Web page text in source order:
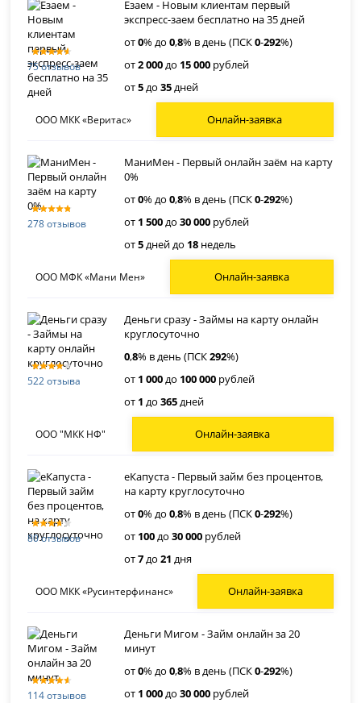
75 отзывов
Езаем - Новым клиентам первый
экспресс-заем бесплатно на 35 дней
от0% до0,8% в день (ПСК0-292%)
от2 000до 15 000 рублей
от5до35дней
ООО МКК «Веритас» Онлайн-заявка
278 отзывов
МаниМен - Первый онлайн заём на карту
0%
от0% до0,8% в день (ПСК0-292%)
от 1 500до30 000 рублей
от5дней до 18 недель
ООО МФК «Мани Мен» Онлайн-заявка
522 отзыва
Деньги сразу - Займы на карту онлайн
круглосуточно
0,8% в день (ПСК292%)
от 1 000до 100 000 рублей
от 1 до365дней
ООО "МКК НФ" Онлайн-заявка
80 отзывов
еКапуста - Первый займ без процентов,
на карту круглосуточно
от0% до0,8% в день (ПСК0-292%)
от 100до30 000 рублей
от7до21 дня
ООО МКК «Русинтерфинанс» Онлайн-заявка
114 отзывов
Деньги Мигом - Займ онлайн за 20
минут
от0% до0,8% в день (ПСК0-292%)
от 1 000до30 000 рублей